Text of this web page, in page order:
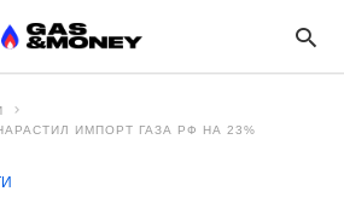
ИМПОРТ ГАЗА РФ НА 23%